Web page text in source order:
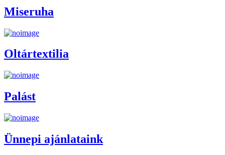
Miseruha
Oltártextilia
Palást
Ünnepi ajánlataink